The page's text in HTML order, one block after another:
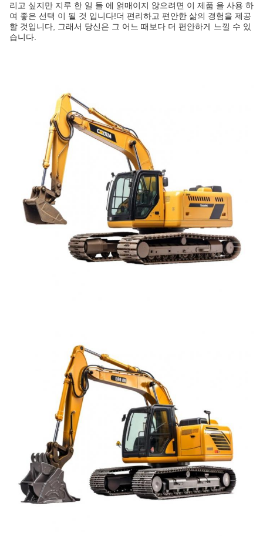
리고 싶지만 지루 한 일 들 에 얽매이지 않으려면 이 제품 을 사용 하
여 좋은 선택 이 될 것 입니다!더 편리하고 편안한 삶의 경험을 제공
할 것입니다, 그래서 당신은 그 어느 때보다 더 편안하게 느낄 수 있
습니다.